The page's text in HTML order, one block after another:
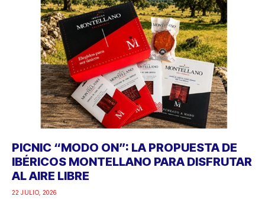
PICNIC “MODO ON”: LA PROPUESTA DE
IBÉRICOS MONTELLANO PARA DISFRUTAR
AL AIRE LIBRE
22 JULIO, 2026